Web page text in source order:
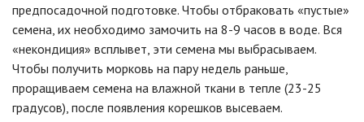
предпосадочной подготовке. Чтобы отбраковать «пустые»
семена, их необходимо замочить на 8-9 часов в воде. Вся
«некондиция» всплывет, эти семена мы выбрасываем.
Чтобы получить морковь на пару недель раньше,
проращиваем семена на влажной ткани в тепле (23-25
градусов), после появления корешков высеваем.